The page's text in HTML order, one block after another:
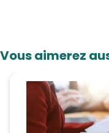
Vous aimerez